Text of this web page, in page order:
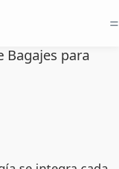
=
Bagajes para